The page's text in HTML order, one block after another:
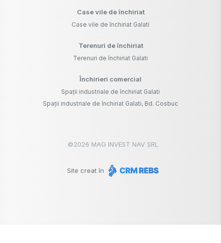
Case vile de închiriat
Case vile de închiriat Galati
Terenuri de închiriat
Terenuri de închiriat Galati
Închirieri comercial
Spații industriale de închiriat Galati
Spații industriale de închiriat Galati, Bd. Cosbuc
©2026 MAG INVEST NAV SRL
Site creat în